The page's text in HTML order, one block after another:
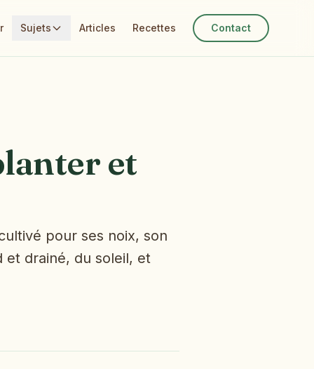
Sujets Articles Recettes Contact
et
pour ses noix, son
et drainé, du soleil, et